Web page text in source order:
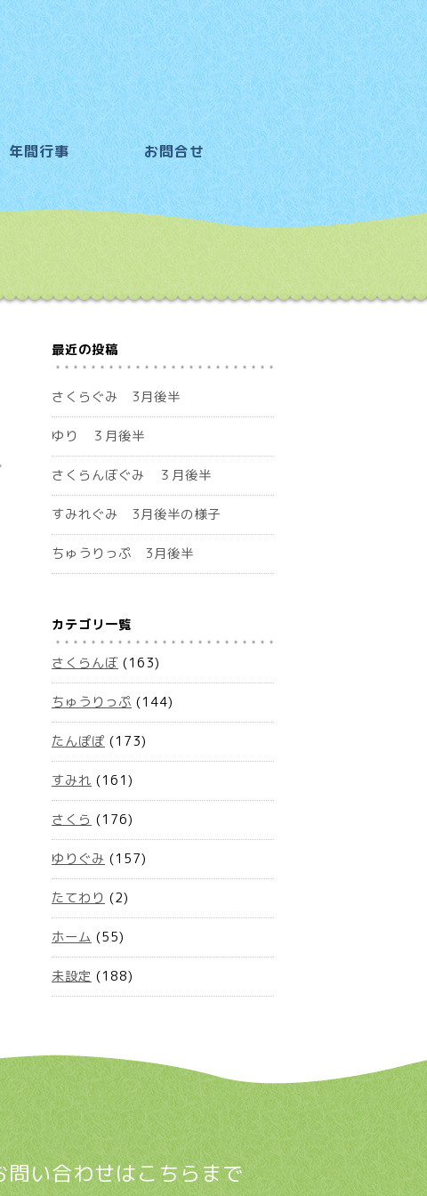
年間行事 お問合せ
最近の投稿
さくらぐみ 3月後半
ゆり ３月後半
さくらんぼぐみ ３月後半
すみれぐみ 3月後半の様子
ちゅうりっぷ 3月後半
カテゴリ一覧
さくらんぼ (163)
ちゅうりっぷ (144)
たんぽぽ (173)
すみれ (161)
さくら (176)
ゆりぐみ (157)
たてわり (2)
ホーム (55)
未設定 (188)
問い合わせはこちらまで